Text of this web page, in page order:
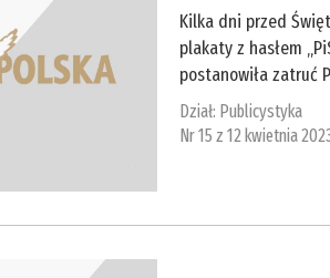
Kilka dni przed
plakaty z hasłem
postanowiła zatruć
Dział: Publicystyka
Nr 15 z 12 kwietnia